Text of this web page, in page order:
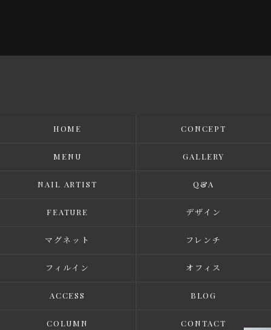
HOME CONCEPT
MENU GALLERY
NAIL ARTIST Q&A
FEATURE デザイン
マグネット フレンチ
フィルイン オフィス
ACCESS BLOG
COLUMN CONTACT